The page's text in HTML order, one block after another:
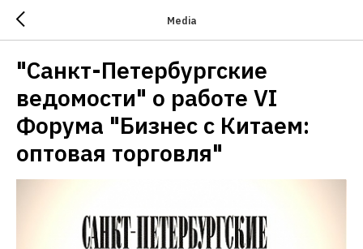
Media
"Санкт-Петербургские
ведомости" о работе VI
Форума "Бизнес с Китаем:
оптовая торговля"